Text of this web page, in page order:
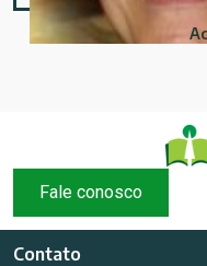
Fale conosco
Contato